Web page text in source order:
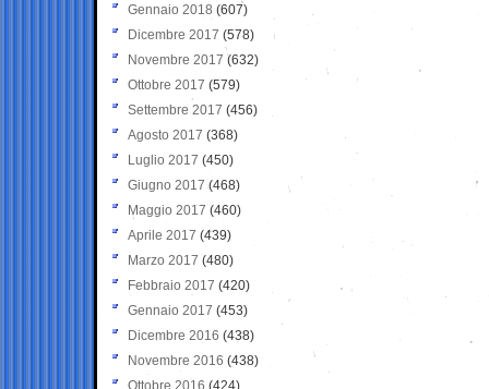
Gennaio 2018 (607)
Dicembre 2017 (578)
Novembre 2017 (632)
Ottobre 2017 (579)
Settembre 2017 (456)
Agosto 2017 (368)
Luglio 2017 (450)
Giugno 2017 (468)
Maggio 2017 (460)
Aprile 2017 (439)
Marzo 2017 (480)
Febbraio 2017 (420)
Gennaio 2017 (453)
Dicembre 2016 (438)
Novembre 2016 (438)
Ottobre 2016 (424)